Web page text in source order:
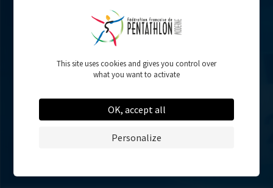
Résultats
- Pas encore disponible -
This site uses cookies and gives you control over
what you want to activate
OK, accept all
Personalize